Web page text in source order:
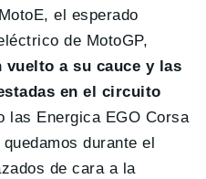
el esperado
de MotoGP,
vuelto a su cauce y las
en el circuito
las Energica EGO Corsa
durante el
de cara a la